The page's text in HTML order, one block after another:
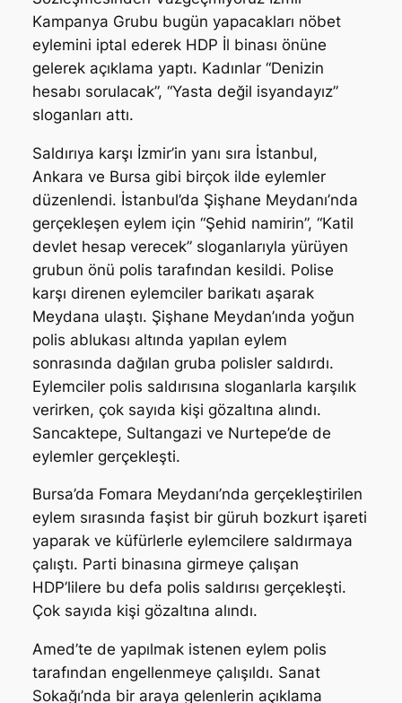
Kampanya Grubu bugün yapacakları nöbet
eylemini iptal ederek HDP İl binası önüne
gelerek açıklama yaptı. Kadınlar “Denizin
hesabı sorulacak”, “Yasta değil isyandayız”
sloganları attı.
Saldırıya karşı İzmir’in yanı sıra İstanbul,
Ankara ve Bursa gibi birçok ilde eylemler
düzenlendi. İstanbul’da Şişhane Meydanı’nda
gerçekleşen eylem için “Şehid namirin”, “Katil
devlet hesap verecek” sloganlarıyla yürüyen
grubun önü polis tarafından kesildi. Polise
karşı direnen eylemciler barikatı aşarak
Meydana ulaştı. Şişhane Meydan’ında yoğun
polis ablukası altında yapılan eylem
sonrasında dağılan gruba polisler saldırdı.
Eylemciler polis saldırısına sloganlarla karşılık
verirken, çok sayıda kişi gözaltına alındı.
Sancaktepe, Sultangazi ve Nurtepe’de de
eylemler gerçekleşti.
Bursa’da Fomara Meydanı’nda gerçekleştirilen
eylem sırasında faşist bir güruh bozkurt işareti
yaparak ve küfürlerle eylemcilere saldırmaya
çalıştı. Parti binasına girmeye çalışan
HDP’lilere bu defa polis saldırısı gerçekleşti.
Çok sayıda kişi gözaltına alındı.
Amed’te de yapılmak istenen eylem polis
tarafından engellenmeye çalışıldı. Sanat
Sokağı’nda bir araya gelenlerin açıklama